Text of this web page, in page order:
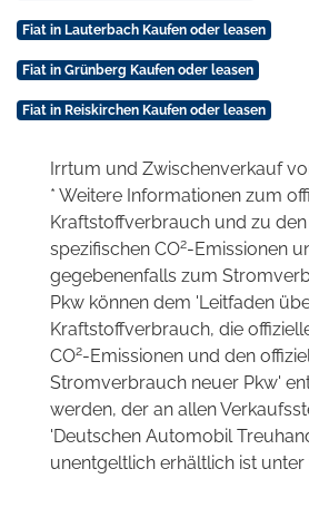
Fiat in Lauterbach Kaufen oder leasen
Fiat in Grünberg Kaufen oder leasen
Fiat in Reiskirchen Kaufen oder leasen
Irrtum und Zwischenverkauf
* Weitere Informationen zum
Kraftstoffverbrauch und zu
spezifischen CO2-Emissionen
gegebenenfalls zum
Pkw können dem 'Leitfaden
Kraftstoffverbrauch, die
CO2-Emissionen und den
Stromverbrauch neuer Pkw'
werden, der an allen
'Deutschen Automobil
unentgeltlich erhältlich ist unter